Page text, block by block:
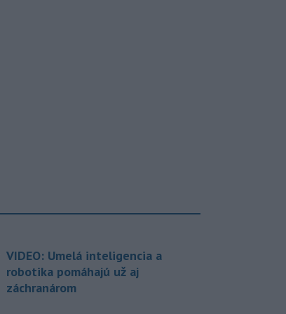
VIDEO: Umelá inteligencia a
robotika pomáhajú už aj
záchranárom